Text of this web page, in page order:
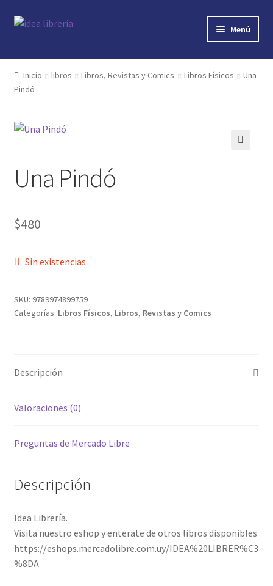
Ir
Ir
Menú
Inicio
contacto
libros
nosotros
novedades
Inicio libros Libros, Revistas y Comics Libros Físicos
Una
Pindó
Una Pindó
$480
Sin existencias
SKU: 9789974899759
Categorías: Libros Físicos, Libros, Revistas y Comics
Descripción
Valoraciones (0)
Preguntas de Mercado Libre
Descripción
Idea Librería.
Visita nuestro eshop y enterate de otros libros disponibles
https://eshops.mercadolibre.com.uy/IDEA%20LIBRER%C3
%8DA